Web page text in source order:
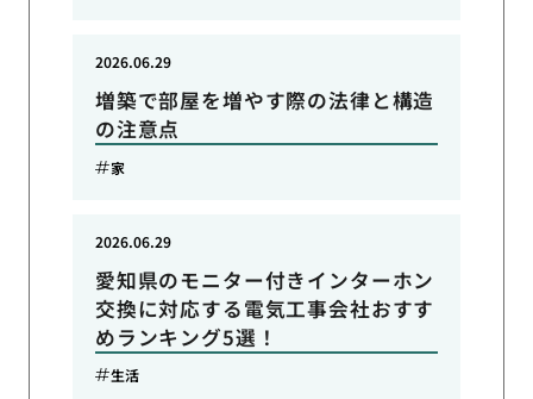
増築で部屋を増やす際の法律と構造
の注意点
2026.06.29
家
愛知県のモニター付きインターホン
交換に対応する電気工事会社おすす
めランキング5選！
2026.06.29
生活